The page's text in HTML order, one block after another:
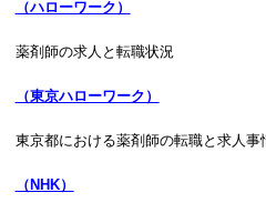
（ハローワーク）
薬剤師の求人と転職状況
（東京ハローワーク）
東京都における薬剤師の転職と求人事
（NHK）